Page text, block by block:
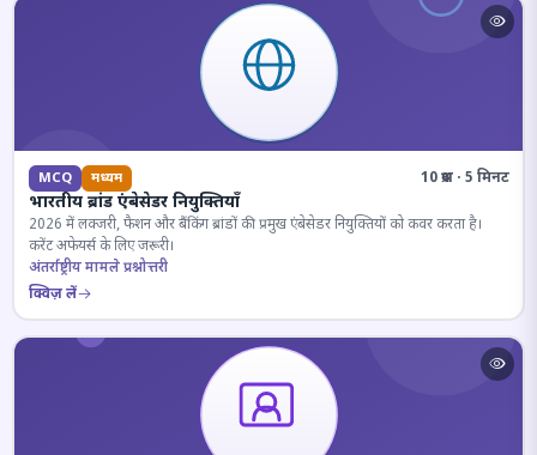
MCQ मध्यम 10 प्रश्न · 5 मिनट
भारतीय ब्रांड एंबेसेडर नियुक्तियाँ
2026 में लक्जरी, फैशन और बैंकिंग ब्रांडों की प्रमुख एंबेसेडर नियुक्तियों को कवर करता है।
करेंट अफेयर्स के लिए जरूरी।
अंतर्राष्ट्रीय मामले प्रश्नोत्तरी
क्विज़ लें